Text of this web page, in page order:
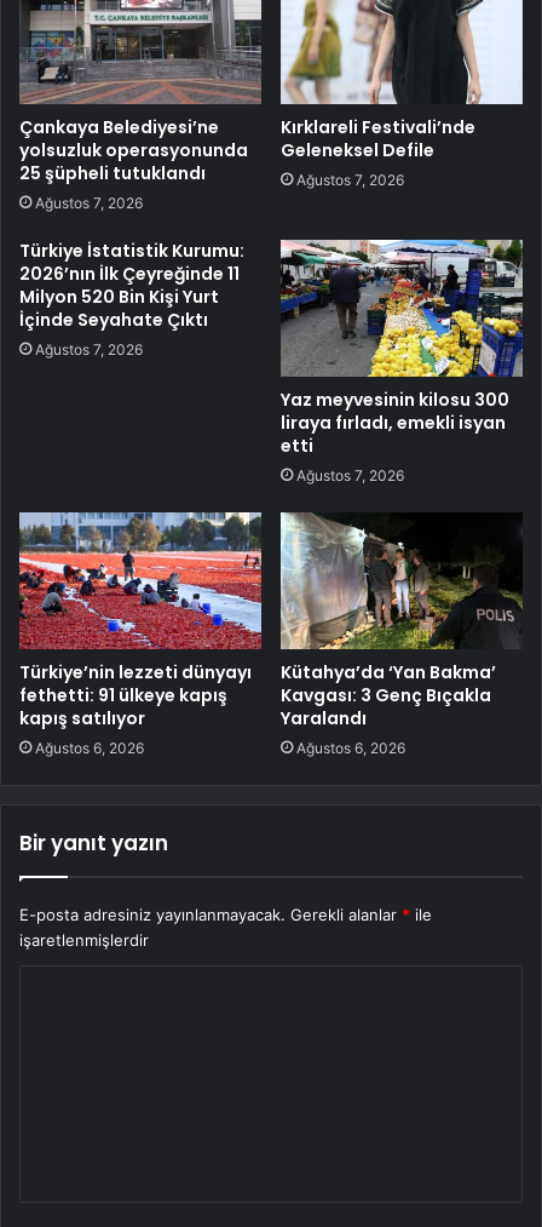
Çankaya Belediyesi’ne
yolsuzluk operasyonunda
25 şüpheli tutuklandı
Ağustos 7, 2026
Kırklareli Festivali’nde
Geleneksel Defile
Ağustos 7, 2026
Türkiye İstatistik Kurumu:
2026’nın İlk Çeyreğinde 11
Milyon 520 Bin Kişi Yurt
İçinde Seyahate Çıktı
Ağustos 7, 2026
Yaz meyvesinin kilosu 300
liraya fırladı, emekli isyan
etti
Ağustos 7, 2026
Türkiye’nin lezzeti dünyayı
fethetti: 91 ülkeye kapış
kapış satılıyor
Ağustos 6, 2026
Kütahya’da ‘Yan Bakma’
Kavgası: 3 Genç Bıçakla
Yaralandı
Ağustos 6, 2026
Bir yanıt yazın
E-posta adresiniz yayınlanmayacak. Gerekli alanlar * ile
işaretlenmişlerdir